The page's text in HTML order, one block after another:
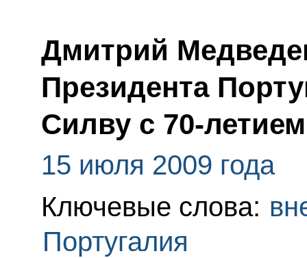
Дмитрий
Президента
Силву с 70-летием
15 июля 2009 года
Ключевые слова:
Португалия